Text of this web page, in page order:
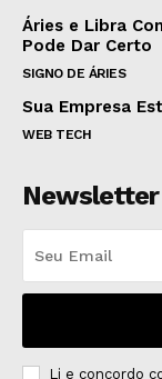
Áries e Libra
Pode Dar Certo
SIGNO DE ÁRIES
Sua Empresa
WEB TECH
Newsletter
Li e concordo